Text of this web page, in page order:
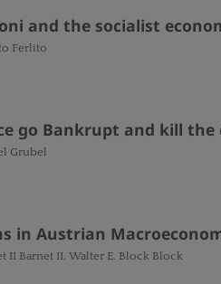
and the socialist
Ferlito
go Bankrupt and kill the
Grubel
in Austrian
II Barnet II, Walter E. Block Block